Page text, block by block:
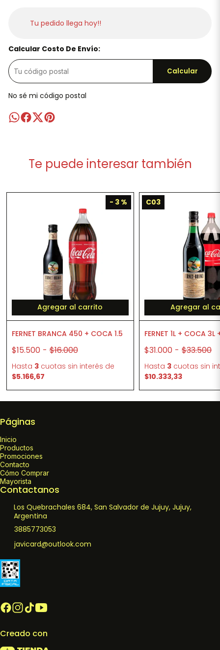
Tu pedido llega hoy!!
Calcular Costo De Envío:
Calcular
No sé mi código postal
Te puede interesar también
- 3 %
Agregar al carrito
FERNET BRANCA 450 + COCA 1.5
$15.500 - $16.000
Hasta 3cuotas sin interés de
$5.166,67
C03
Agregar al
FERNET 1L + COCA 3L
$31.000 - $33.500
Hasta 3 cuotas sin
$10.333,33
Páginas
Inicio
Productos
Promociones
Contacto
Cómo Comprar
Mayorista
Contactanos
Los Quebrachales 684, San Salvador de Jujuy, Jujuy,
Argentina
3885773053
javicard@outlook.com
Creado con